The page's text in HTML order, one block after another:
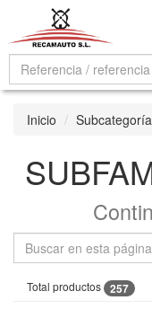
Inicio
Total productos 257